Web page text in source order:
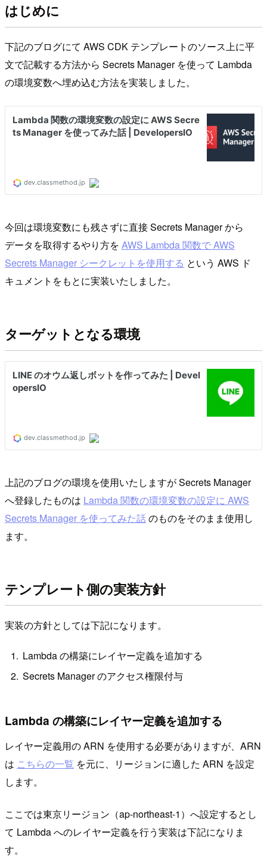
はじめに
下記のブログにて AWS CDK テンプレートのソース上に平
文で記載する方法から Secrets Manager を使って Lambda
の環境変数へ埋め込む方法を実装しました。
今回は環境変数にも残さずに直接 Secrets Manager から
データを取得するやり方を AWS Lambda 関数で AWS
Secrets Manager シークレットを使用する という AWS ド
キュメントをもとに実装いたしました。
ターゲットとなる環境
上記のブログの環境を使用いたしますが Secrets Manager
へ登録したものは Lambda 関数の環境変数の設定に AWS
Secrets Manager を使ってみた話のものをそのまま使用し
ます。
テンプレート側の実装方針
実装の方針としては下記になります。
Lambda の構築にレイヤー定義を追加する
Secrets Manager のアクセス権限付与
Lambda の構築にレイヤー定義を追加する
レイヤー定義用の ARN を使用する必要がありますが、ARN
は こちらの一覧 を元に、リージョンに適した ARN を設定
します。
ここでは東京リージョン（ap-northeast-1）へ設定するとし
て Lambda へのレイヤー定義を行う実装は下記になりま
す。